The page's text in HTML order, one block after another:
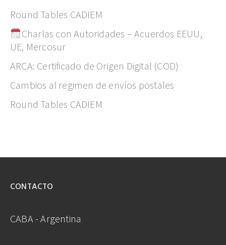
Round Tables CADIEM
Charlas con Autoridades – Acuerdos EEUU,
UE, Mercosur
ARCA: Certificado de Origen Digital (COD)
Cambios al regimen de envíos postales
Round Tables CADIEM
CONTACTO
CABA - Argentina